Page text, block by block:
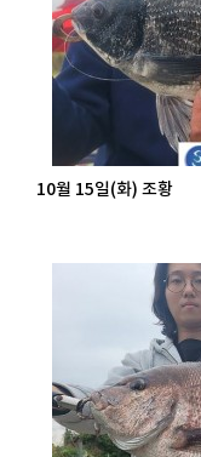
10월 15일(화) 조황